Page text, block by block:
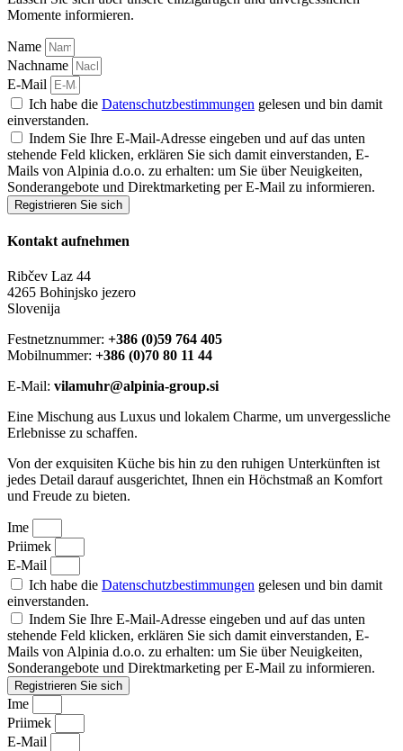
Momente informieren.
Name
Nachname
E-Mail
Ich habe die Datenschutzbestimmungen gelesen und bin damit
einverstanden.
Indem Sie Ihre E-Mail-Adresse eingeben und auf das unten
stehende Feld klicken, erklären Sie sich damit einverstanden, E-
Mails von Alpinia d.o.o. zu erhalten: um Sie über Neuigkeiten,
Sonderangebote und Direktmarketing per E-Mail zu informieren.
Registrieren Sie sich
Kontakt aufnehmen
Ribčev Laz 44
4265 Bohinjsko jezero
Slovenija
Festnetznummer: +386 (0)59 764 405
Mobilnummer: +386 (0)70 80 11 44
E-Mail: vilamuhr@alpinia-group.si
Eine Mischung aus Luxus und lokalem Charme, um unvergessliche
Erlebnisse zu schaffen.
Von der exquisiten Küche bis hin zu den ruhigen Unterkünften ist
jedes Detail darauf ausgerichtet, Ihnen ein Höchstmaß an Komfort
und Freude zu bieten.
Ime
Priimek
E-Mail
Ich habe die Datenschutzbestimmungen gelesen und bin damit
einverstanden.
Indem Sie Ihre E-Mail-Adresse eingeben und auf das unten
stehende Feld klicken, erklären Sie sich damit einverstanden, E-
Mails von Alpinia d.o.o. zu erhalten: um Sie über Neuigkeiten,
Sonderangebote und Direktmarketing per E-Mail zu informieren.
Registrieren Sie sich
Ime
Priimek
E-Mail